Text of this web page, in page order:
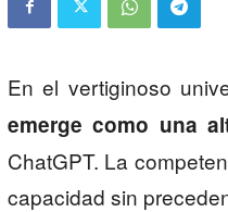
En el vertiginoso
emerge como una
ChatGPT. La
capacidad sin